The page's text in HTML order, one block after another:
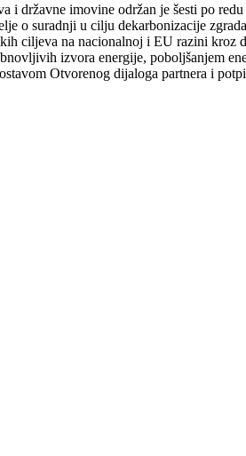
i državne imovine održan je šesti po
o suradnji u cilju dekarbonizacije
ciljeva na nacionalnoj i EU razini
izvora energije, poboljšanjem
Otvorenog dijaloga partnera i